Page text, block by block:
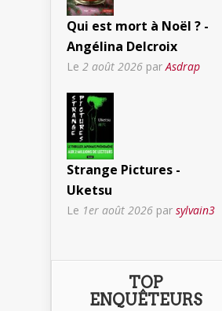
Qui est mort à Noël ? -
Angélina Delcroix
Le 2 août 2026 par Asdrap
Strange Pictures -
Uketsu
Le 1er août 2026 par sylvain3
TOP
ENQUÊTEURS